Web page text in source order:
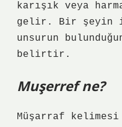
karışık veya
gelir. Bir şeyin
unsurun
belirtir.
Muşerref ne?
Müşarraf